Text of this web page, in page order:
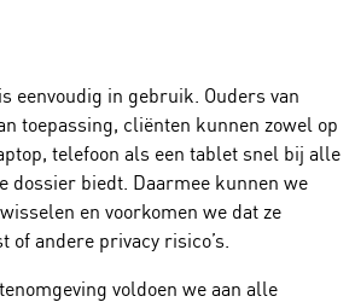
eenvoudig in gebruik. Ouders van
toepassing, cliënten kunnen zowel op
telefoon als een tablet snel bij alle
dossier biedt. Daarmee kunnen we
en voorkomen we dat ze
andere privacy risico’s.
voldoen we aan alle